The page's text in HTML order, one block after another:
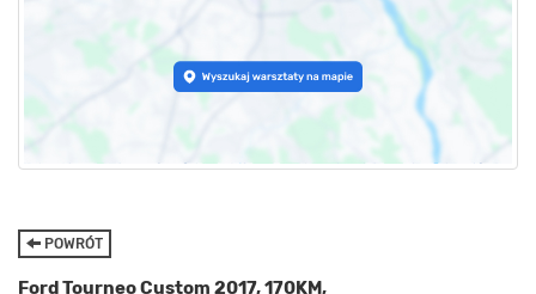
POWRÓT
Ford Tourneo Custom 2017, 170KM,